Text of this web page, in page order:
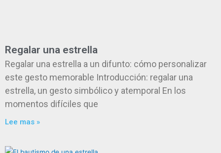
Regalar una estrella
Regalar una estrella a un difunto: cómo personalizar
este gesto memorable Introducción: regalar una
estrella, un gesto simbólico y atemporal En los
momentos difíciles que
Lee mas »